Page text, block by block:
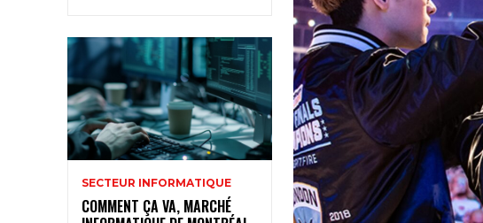
SECTEUR INFORMATIQUE
COMMENT ÇA VA, MARCHÉ